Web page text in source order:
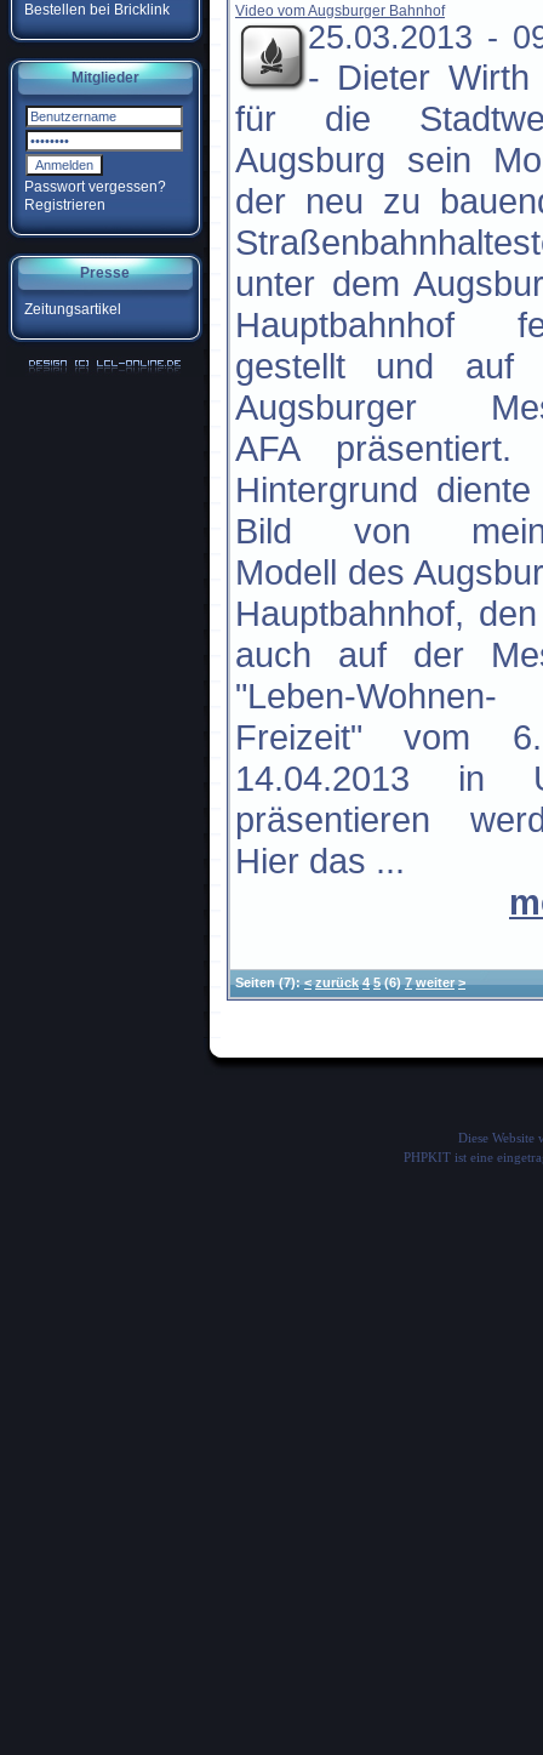
Bestellen bei Bricklink
Mitglieder
Passwort vergessen?
Registrieren
Presse
Zeitungsartikel
Video vom Augsburger Bahnhof
25.03.2013 -
- Dieter Wirth
für die
Augsburg sein
der neu zu
unter dem
Hauptbahnhof
gestellt und auf
Augsburger
AFA präsentiert.
Hintergrund
Bild von
Modell des
Hauptbahnhof,
auch auf der
"Leben-Wohnen-
Freizeit" vom
14.04.2013 in
präsentieren
Hier das ...
Seiten(7):< zurück 4 5 (6) 7 weiter >
Diese Website
PHPKIT ist eine